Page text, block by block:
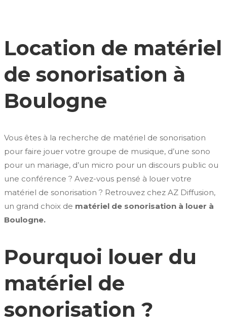
Location de matériel
de sonorisation à
Boulogne
Vous êtes à la recherche de matériel de sonorisation
pour faire jouer votre groupe de musique, d’une sono
pour un mariage, d’un micro pour un discours public ou
une conférence ? Avez-vous pensé à louer votre
matériel de sonorisation ? Retrouvez chez AZ Diffusion,
un grand choix de matériel de sonorisation à louer à
Boulogne.
Pourquoi louer du
matériel de
sonorisation ?